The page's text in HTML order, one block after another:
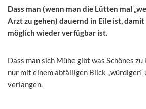
Dass man (wenn man die Lütten mal
Arzt zu gehen) dauernd in Eile ist,
möglich wieder verfügbar ist.
Dass man sich Mühe gibt was Schönes zu
nur mit einem abfälligen Blick
verlangen.